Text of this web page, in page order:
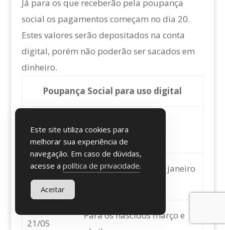
Já para os que receberão pela poupança
social os pagamentos começam no dia 20.
Estes valores serão depositados na conta
digital, porém não poderão ser sacados em
dinheiro.
Poupança Social para uso digital
PREVISTA
REQUISITO
Para os nascidos em janeiro
21/05
Para os nascidos março e
Este site utiliza cookies para
melhorar sua experiência de
navegação. Em caso de dúvidas,
acesse a política de privacidade.
Aceitar